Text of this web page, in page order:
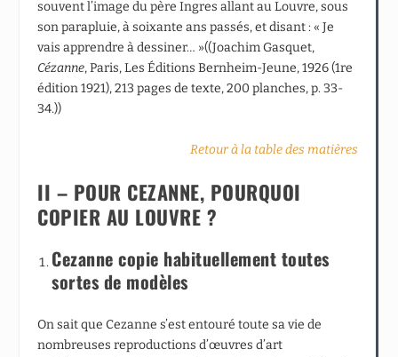
souvent l’image du père Ingres allant au Louvre, sous
son parapluie, à soixante ans passés, et disant : « Je
vais apprendre à dessiner… »((Joachim Gasquet,
Cézanne, Paris, Les Éditions Bernheim-Jeune, 1926 (1re
édition 1921), 213 pages de texte, 200 planches, p. 33-
34.))
Retour à la table des matières
II – POUR CEZANNE, POURQUOI
COPIER AU LOUVRE ?
Cezanne copie habituellement toutes
sortes de modèles
On sait que Cezanne s’est entouré toute sa vie de
nombreuses reproductions d’œuvres d’art